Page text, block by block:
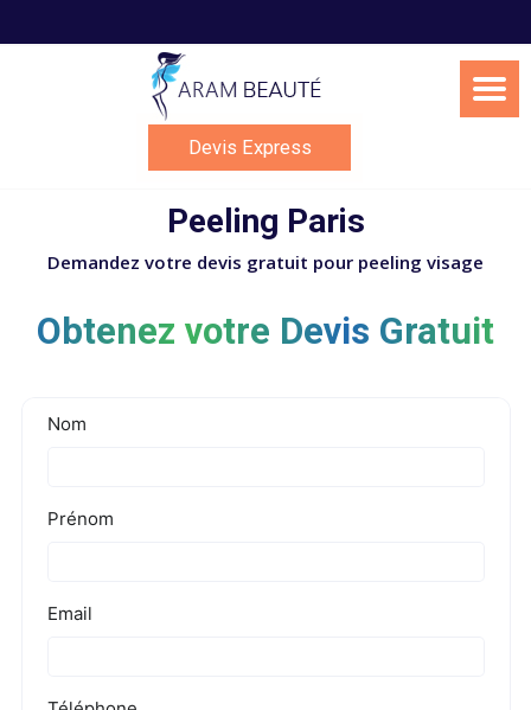
to
Devis Express
Peeling Paris
Demandez votre devis gratuit pour peeling visage
Obtenez votre Devis Gratuit